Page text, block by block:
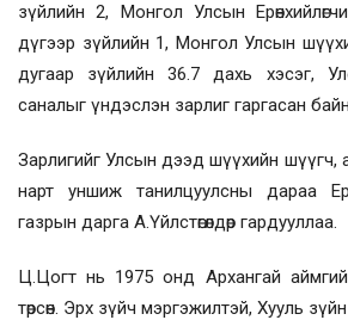
зүйлийн 2, Монгол Улсын
дүгээр зүйлийн 1, Монгол Улсын
дугаар зүйлийн 36.7 дахь хэсэг,
саналыг үндэслэн зарлиг гаргасан
Зарлигийг Улсын дээд шүүхийн шүүгч,
нарт уншиж танилцуулсны дараа
газрын дарга А.Үйлстөгөлдөр гардууллаа.
Ц.Цогт нь 1975 онд Архангай
төрсөн. Эрх зүйч мэргэжилтэй, Хууль